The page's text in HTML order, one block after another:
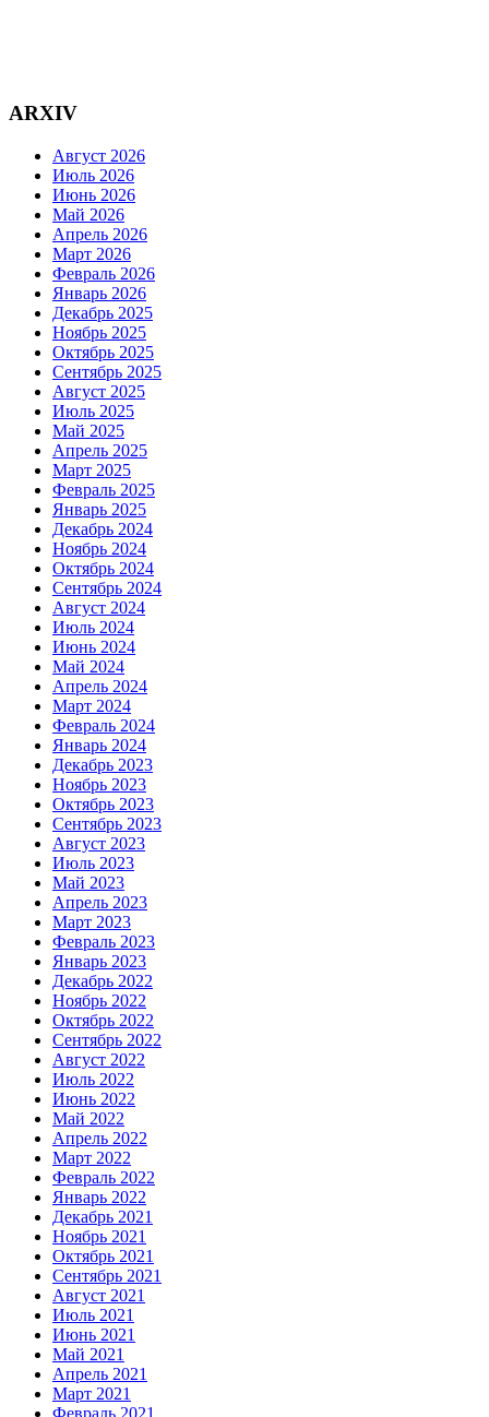
ARXIV
Август 2026
Июль 2026
Июнь 2026
Май 2026
Апрель 2026
Март 2026
Февраль 2026
Январь 2026
Декабрь 2025
Ноябрь 2025
Октябрь 2025
Сентябрь 2025
Август 2025
Июль 2025
Май 2025
Апрель 2025
Март 2025
Февраль 2025
Январь 2025
Декабрь 2024
Ноябрь 2024
Октябрь 2024
Сентябрь 2024
Август 2024
Июль 2024
Июнь 2024
Май 2024
Апрель 2024
Март 2024
Февраль 2024
Январь 2024
Декабрь 2023
Ноябрь 2023
Октябрь 2023
Сентябрь 2023
Август 2023
Июль 2023
Май 2023
Апрель 2023
Март 2023
Февраль 2023
Январь 2023
Декабрь 2022
Ноябрь 2022
Октябрь 2022
Сентябрь 2022
Август 2022
Июль 2022
Июнь 2022
Май 2022
Апрель 2022
Март 2022
Февраль 2022
Январь 2022
Декабрь 2021
Ноябрь 2021
Октябрь 2021
Сентябрь 2021
Август 2021
Июль 2021
Июнь 2021
Май 2021
Апрель 2021
Март 2021
Февраль 2021